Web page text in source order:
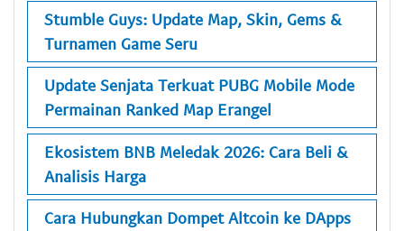
Stumble Guys: Update Map, Skin, Gems &
Turnamen Game Seru
Update Senjata Terkuat PUBG Mobile Mode
Permainan Ranked Map Erangel
Ekosistem BNB Meledak 2026: Cara Beli &
Analisis Harga
Cara Hubungkan Dompet Altcoin ke DApps